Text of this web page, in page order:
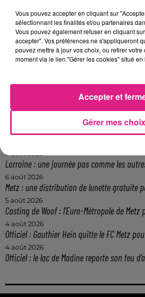
la brigade de recherches de
Nancy.
FIL ACTUS
11h37
Harry Potter : huit films en 24 heures…
9h51
Eurométropole de Metz : attention à cette
7 août 2026
Lorraine : une journée pas comme les
6 août 2026
Metz : une distribution de lunette gratuite
5 août 2026
Casting de Woof : l'Euro-Métropole de Metz
4 août 2026
Officiel : Gauthier Hein quitte le FC Metz
4 août 2026
Officiel : le lac de Madine reporte son feu
Vous pouvez accepter en cliquant sur
sélectionnant les finalités et/ou partenaires
Vous pouvez également refuser en cliquant
accepter". Vos préférences ne s'appliqueront
pouvez mettre à jour vos choix, ou retirer
moment via le lien "Gérer les cookies" situé
Gérer mes choix
Accepter et